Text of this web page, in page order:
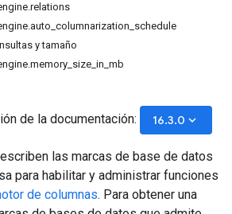
y tamaño
de la documentación: 16.3.0 keyboard_arrow_down
las marcas de base de datos
para habilitar y administrar funciones
de columnas. Para obtener una